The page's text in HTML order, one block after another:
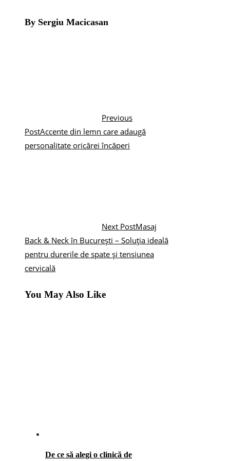
By Sergiu Macicasan
Previous
PostAccente din lemn care adaugă
personalitate oricărei încăperi
Next PostMasaj
Back & Neck în București – Soluția ideală
pentru durerile de spate și tensiunea
cervicală
You May Also Like
De ce să alegi o clinică de